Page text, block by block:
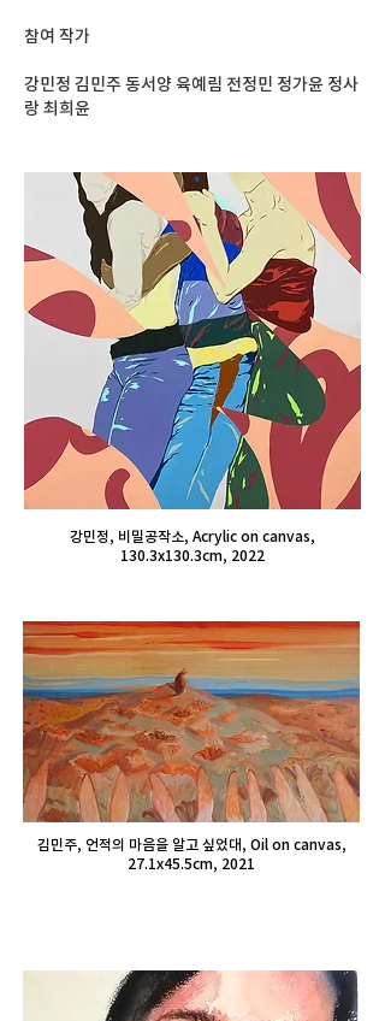
참여 작가
강민정 김민주 동서양 육예림 전정민 정가윤 정사
랑 최희윤
강민정, 비밀공작소, Acrylic on canvas,
130.3x130.3cm, 2022
김민주, 언적의 마음을 알고 싶었대, Oil on canvas,
27.1x45.5cm, 2021